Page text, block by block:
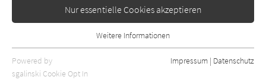
Nur essentielle Cookies akzeptieren
Essentielle Cookies werden für grundlegende Funktionen der
Webseite benötigt. Dadurch ist gewährleistet, dass die Webseite
Weitere Informationen
Powered by
sgalinski Cookie Opt In
Impressum | Datenschutz